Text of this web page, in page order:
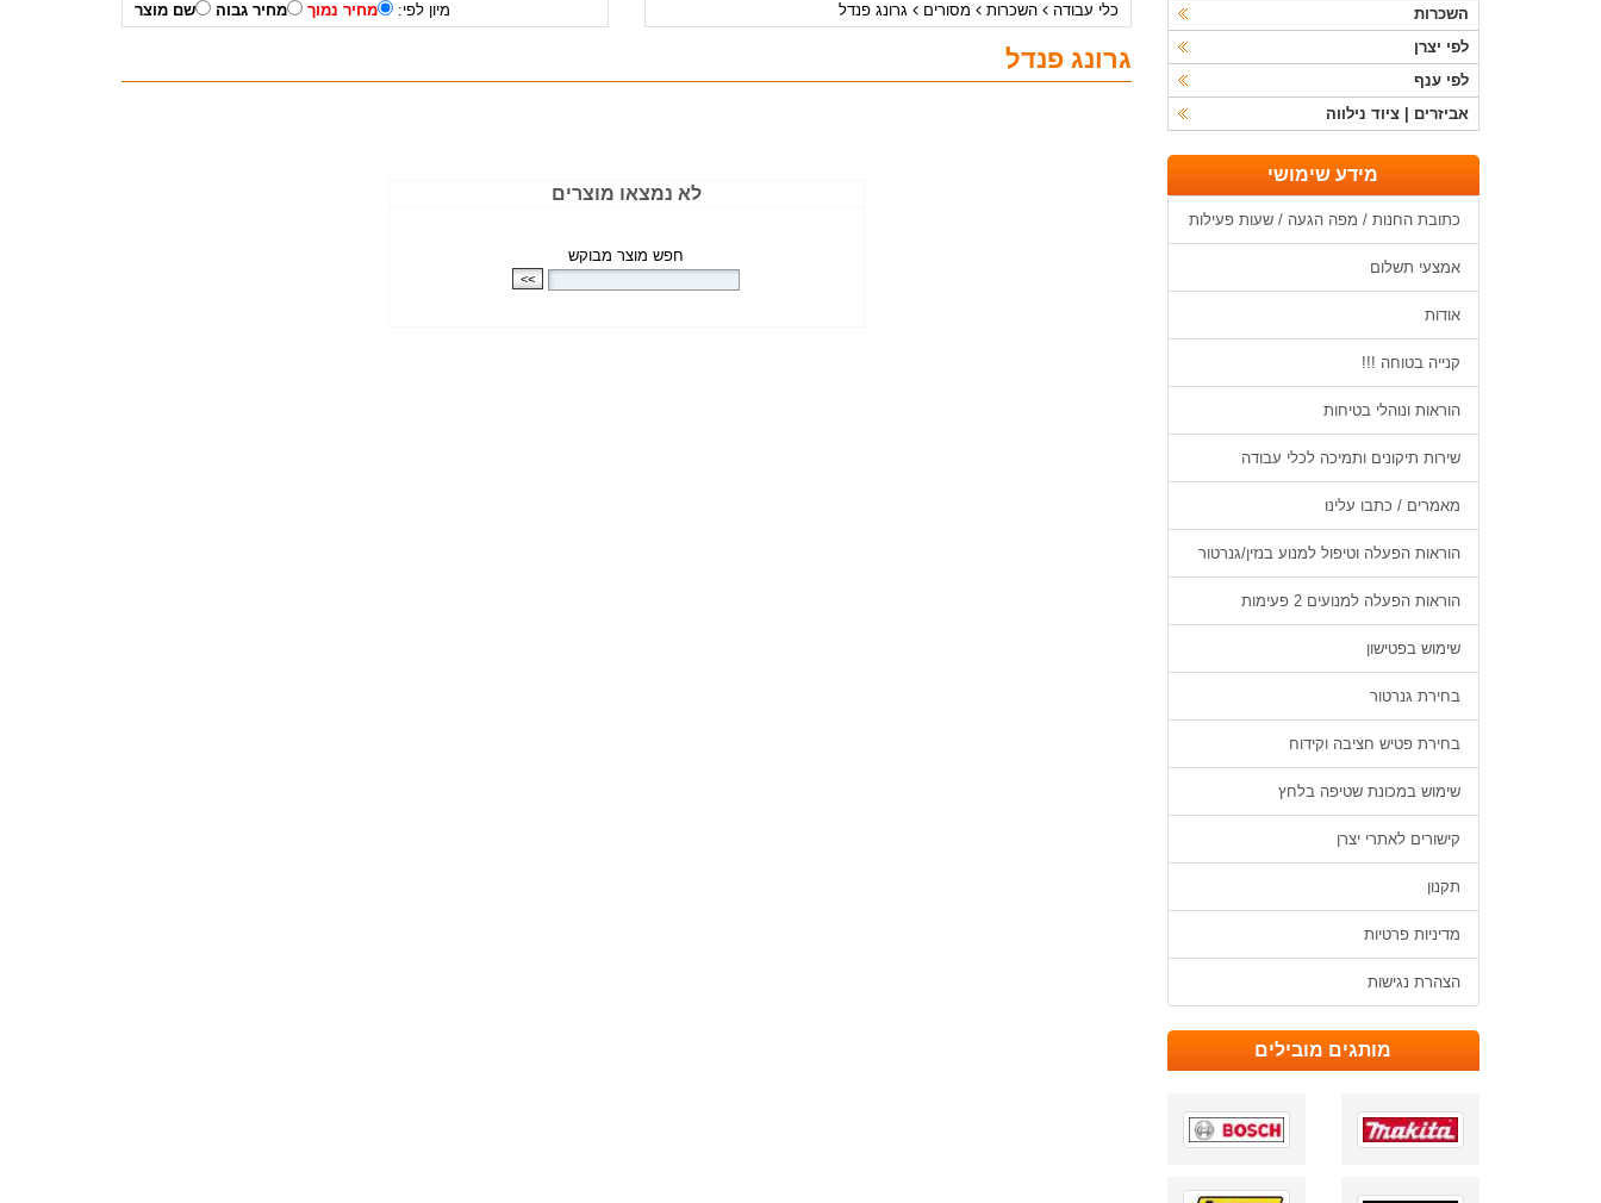
מיון לפי: מחיר נמוך מחיר גבוה שם מוצר כלי עבודה השכרות מסורים גרונג פנדל
גרונג פנדל
לא נמצאו מוצרים
חפש מוצר מבוקש
השכרות
לפי יצרן
לפי ענף
אביזרים | ציוד נילווה
מידע שימושי
כתובת החנות / מפה הגעה / שעות פעילות
אמצעי תשלום
אודות
קנייה בטוחה !!!
הוראות ונוהלי בטיחות
שירות תיקונים ותמיכה לכלי עבודה
מאמרים / כתבו עלינו
הוראות הפעלה וטיפול למנוע בנזין/גנרטור
הוראות הפעלה למנועים 2 פעימות
שימוש בפטישון
בחירת גנרטור
בחירת פטיש חציבה וקידוח
שימוש במכונת שטיפה בלחץ
קישורים לאתרי יצרן
תקנון
מדיניות פרטיות
הצהרת נגישות
מותגים מובילים